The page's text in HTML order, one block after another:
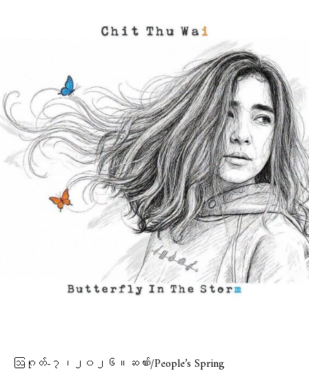
ဩဂုတ်-၇၊၂၀၂၆။ဆဏ်း/People’s Spring